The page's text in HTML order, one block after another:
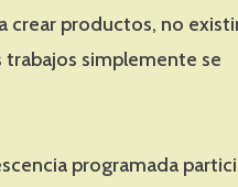
crear productos, no
trabajos simplemente se
programada